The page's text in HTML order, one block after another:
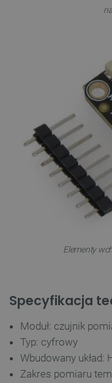
Elementy
Specyfikacja
Moduł: czujnik
Typ: cyfrowy
Wbudowany układ:
Zakres pomiaru
Polityce